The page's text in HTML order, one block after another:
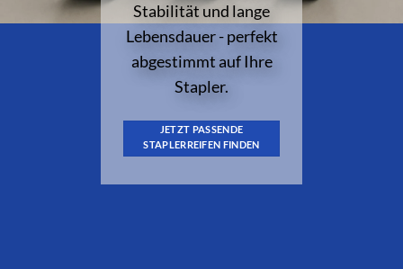
Stabilität und lange
Lebensdauer - perfekt
abgestimmt auf Ihre
Stapler.
JETZT PASSENDE
STAPLERREIFEN FINDEN